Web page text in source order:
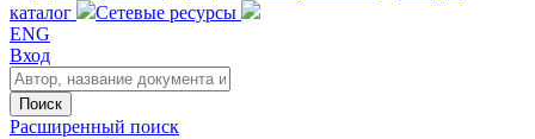
каталог
Сетевые ресурсы
ENG
Вход
Поиск
Расширенный поиск